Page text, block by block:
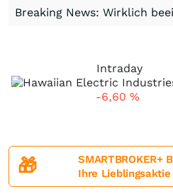
Breaking News: Wirklich
Intraday
-6,60 %
🎁
SMARTBROKER+
Ihre